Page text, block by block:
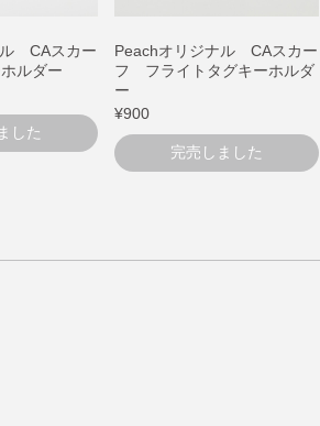
CAスカー
ルダー
した
Peachオリジナル CAスカー
フ フライトタグキーホルダ
ー
¥900
完売しました